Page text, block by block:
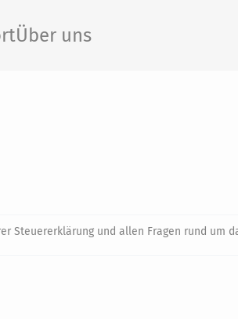
Über uns
Steuererklärung und allen Fragen rund um